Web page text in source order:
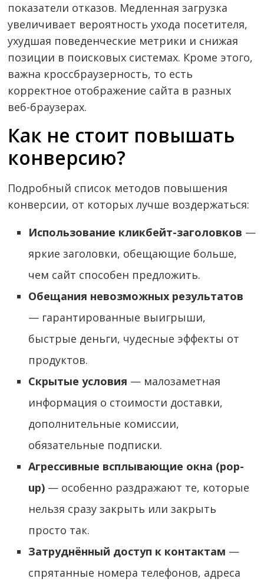
показатели отказов. Медленная загрузка
увеличивает вероятность ухода посетителя,
ухудшая поведенческие метрики и снижая
позиции в поисковых системах. Кроме этого,
важна кроссбраузерность, то есть
корректное отображение сайта в разных
веб-браузерах.
Как не стоит повышать
конверсию?
Подробный список методов повышения
конверсии, от которых лучше воздержаться:
Использование кликбейт-заголовков —
яркие заголовки, обещающие больше,
чем сайт способен предложить.
Обещания невозможных результатов
— гарантированные выигрыши,
быстрые деньги, чудесные эффекты от
продуктов.
Скрытые условия — малозаметная
информация о стоимости доставки,
дополнительные комиссии,
обязательные подписки.
Агрессивные всплывающие окна (pop-
up) — особенно раздражают те, которые
нельзя сразу закрыть или закрыть
просто так.
Затруднённый доступ к контактам —
спрятанные номера телефонов, адреса